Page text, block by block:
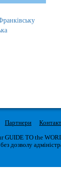
Партнери
TO the
дозволу